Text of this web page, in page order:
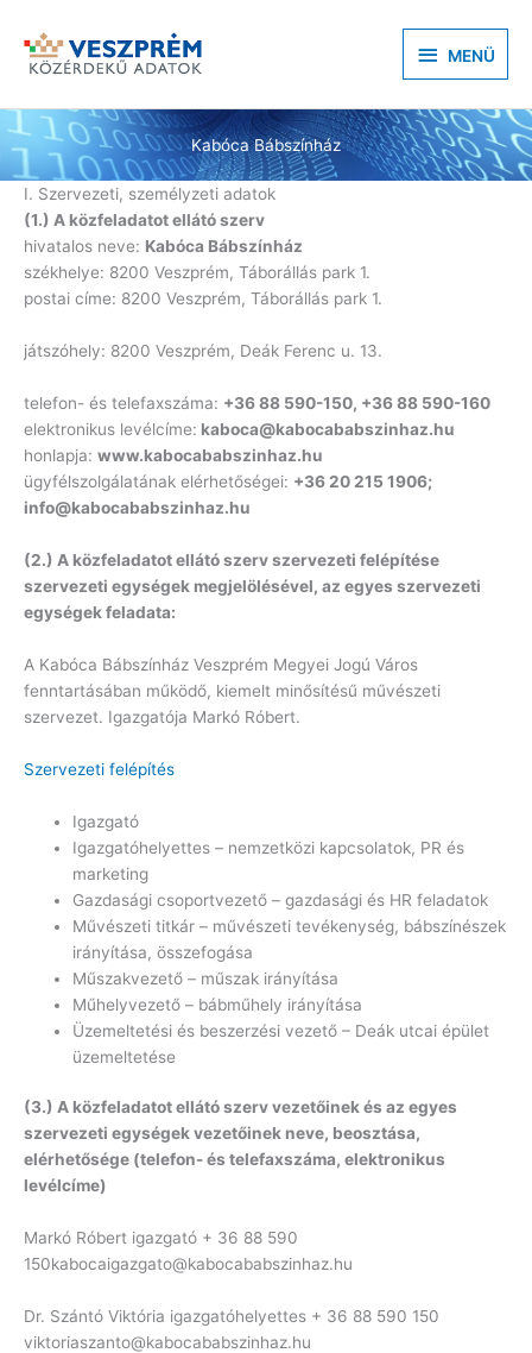
content
MENÜ
MENÜ
Kabóca Bábszínház
I. Szervezeti, személyzeti adatok
(1.) A közfeladatot ellátó szerv
hivatalos neve: Kabóca Bábszínház
székhelye: 8200 Veszprém, Táborállás park 1.
postai címe: 8200 Veszprém, Táborállás park 1.
játszóhely: 8200 Veszprém, Deák Ferenc u. 13.
telefon- és telefaxszáma: +36 88 590-150, +36 88 590-160
elektronikus levélcíme: kaboca@kabocababszinhaz.hu
honlapja: www.kabocababszinhaz.hu
ügyfélszolgálatának elérhetőségei: +36 20 215 1906;
info@kabocababszinhaz.hu
(2.) A közfeladatot ellátó szerv szervezeti felépítése
szervezeti egységek megjelölésével, az egyes szervezeti
egységek feladata:
A Kabóca Bábszínház Veszprém Megyei Jogú Város
fenntartásában működő, kiemelt minősítésű művészeti
szervezet. Igazgatója Markó Róbert.
Szervezeti felépítés
Igazgató
Igazgatóhelyettes – nemzetközi kapcsolatok, PR és
marketing
Gazdasági csoportvezető – gazdasági és HR feladatok
Művészeti titkár – művészeti tevékenység, bábszínészek
irányítása, összefogása
Műszakvezető – műszak irányítása
Műhelyvezető – bábműhely irányítása
Üzemeltetési és beszerzési vezető – Deák utcai épület
üzemeltetése
(3.) A közfeladatot ellátó szerv vezetőinek és az egyes
szervezeti egységek vezetőinek neve, beosztása,
elérhetősége (telefon- és telefaxszáma, elektronikus
levélcíme)
Markó Róbert igazgató + 36 88 590
150kabocaigazgato@kabocababszinhaz.hu
Dr. Szántó Viktória igazgatóhelyettes + 36 88 590 150
viktoriaszanto@kabocababszinhaz.hu